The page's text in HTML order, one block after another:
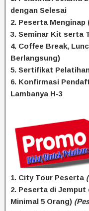
dengan Selesai
2. Peserta Menginap
3. Seminar Kit serta
4. Coffee Break,
Berlangsung)
5. Sertifikat
6. Konfirmasi
Lambanya H-3
1. City Tour Peserta
2. Peserta di Jemput
Minimal 5 Orang)